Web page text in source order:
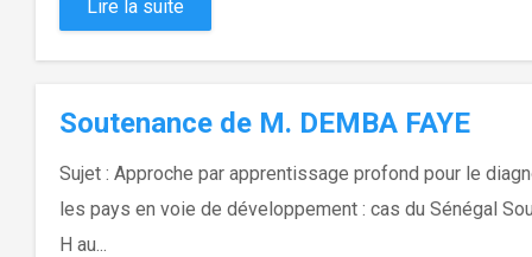
Lire la suite
Soutenance de M. DEMBA FAYE
Sujet : Approche par apprentissage profond pour le
les pays en voie de développement : cas du Sénégal
H au...